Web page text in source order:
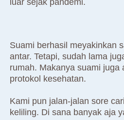
luar sejak pandemi.
Suami berhasil meyakinkan
antar. Tetapi, sudah lama
rumah. Makanya suami juga
protokol kesehatan.
Kami pun jalan-jalan sore
keliling. Di sana banyak aja